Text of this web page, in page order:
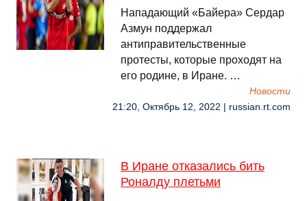
Нападающий «Байера» Сердар
Азмун поддержал
антиправительственные
протесты, которые проходят на
его родине, в Иране. …
Новости
21:20, Октябрь 12, 2022 | russian.rt.com
В Иране отказались бить
Роналду плетьми